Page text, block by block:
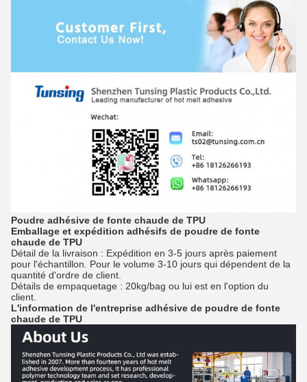
Poudre adhésive de fonte chaude de TPU
Emballage et expédition adhésifs de poudre de fonte
chaude de TPU
Détail de la livraison : Expédition en 3-5 jours après paiement
pour l'échantillon. Pour le volume 3-10 jours qui dépendent de la
quantité d'ordre de client.
Détails de empaquetage : 20kg/bag ou lui est en l'option du
client.
L'information de l'entreprise adhésive de poudre de fonte
chaude de TPU